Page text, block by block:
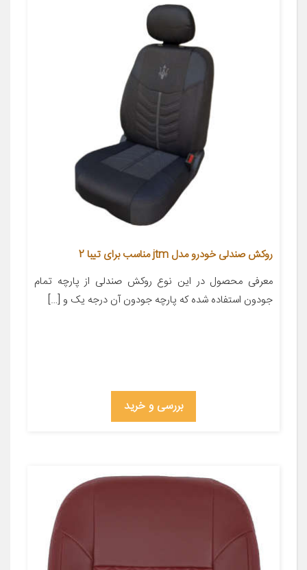
روکش صندلی خودرو مدل jtm مناسب برای تیبا 2
معرفی محصول در این نوع روکش صندلی از پارچه تمام
جودون استفاده شده که پارچه جودون آن درجه یک و […]
بررسی و خرید